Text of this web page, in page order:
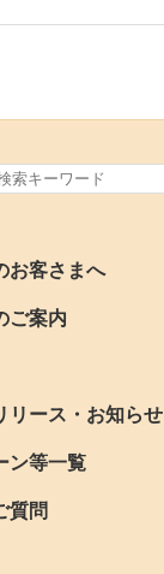
お客さまへ
ご案内
リース・お知らせ
ン等一覧
質問